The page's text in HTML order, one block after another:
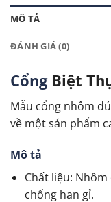
MÔ TẢ
ĐÁNH GIÁ (0)
Cổng Biệt
Mẫu cổng nhôm
về một sản phẩm
Mô tả
Chất liệu:
chống han gỉ.